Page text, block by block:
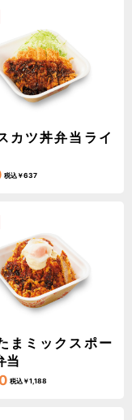
カツ丼弁当ライ
税込￥637
まミックスポー
当
税込￥1,188